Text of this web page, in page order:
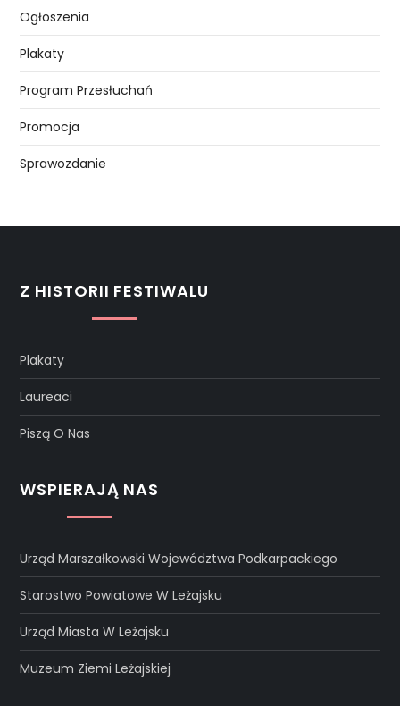
Ogłoszenia
Plakaty
Program Przesłuchań
Promocja
Sprawozdanie
Z HISTORII FESTIWALU
Plakaty
Laureaci
Piszą O Nas
WSPIERAJĄ NAS
Urząd Marszałkowski Województwa Podkarpackiego
Starostwo Powiatowe W Leżajsku
Urząd Miasta W Leżajsku
Muzeum Ziemi Leżajskiej